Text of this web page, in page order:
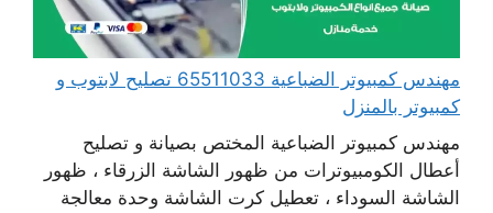
مهندس كمبيوتر الضباعية 65511033 تصليح لابتوب و
كمبيوتر بالمنزل
مهندس كمبيوتر الضباعية المختص بصيانة و تصليح
أعطال الكومبيوترات من ظهور الشاشة الزرقاء ، ظهور
الشاشة السوداء ، تعطيل كرت الشاشة وحدة معالجة